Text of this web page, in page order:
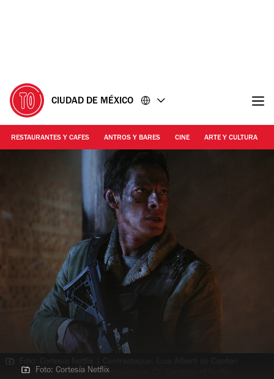
CIUDAD DE MÉXICO
RESTAURANTES Y CAFES ANTROS Y BARES CINE ARTE Y CULTURA
Armando Guerrero in Contraataque. Cr. Courtesy of Netflix
Foto: Cortesía Netflix